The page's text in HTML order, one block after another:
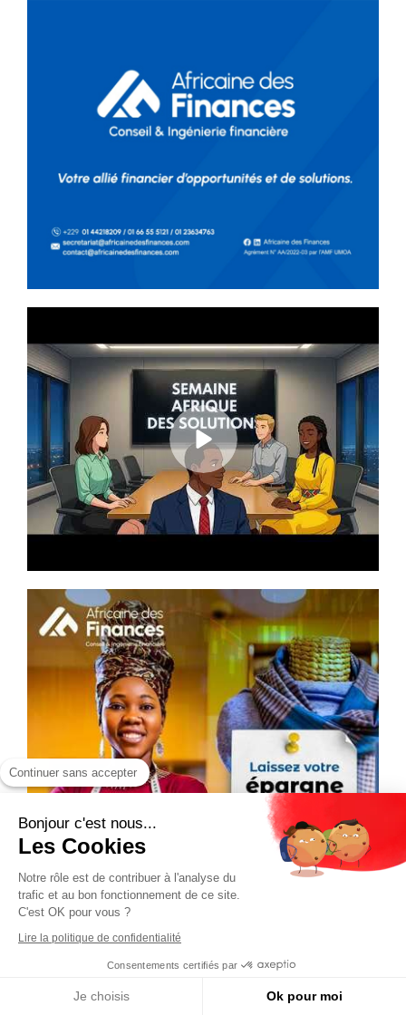
Continuer sans accepter
Bonjour c'est nous...
Les Cookies
Notre rôle est de contribuer à l'analyse du
trafic et au bon fonctionnement de ce site.
C'est OK pour vous ?
Lire la politique de confidentialité
Consentements certifiés par
Je choisis Ok pour moi